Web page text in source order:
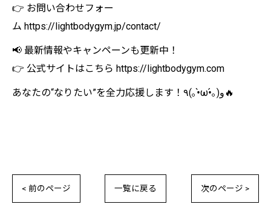
👉 お問い合わせフォー
ム https://lightbodygym.jp/contact/
📢 最新情報やキャンペーンも更新中！
👉 公式サイトはこちら https://lightbodygym.com
あなたの“なりたい”を全力応援します！٩(｡•̀ω•́｡)و🔥
< 前のページ 一覧に戻る 次のページ >